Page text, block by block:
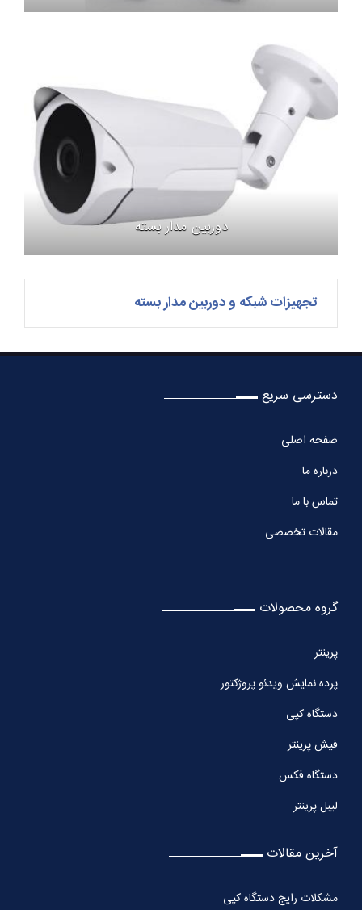
دوربین مدار بسته
تجهیزات شبکه و دوربین مدار بسته
دسترسی سریع
صفحه اصلی
درباره ما
تماس با ما
مقالات تخصصی
گروه محصولات
پرینتر
پرده نمایش ویدئو پروژکتور
دستگاه کپی
فیش پرینتر
دستگاه فکس
لیبل پرینتر
آخرین مقالات
مشکلات رایج دستگاه کپی